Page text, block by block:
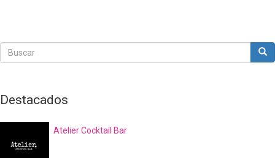
Buscar
Buscar
Destacados
Atelier Cocktail Bar